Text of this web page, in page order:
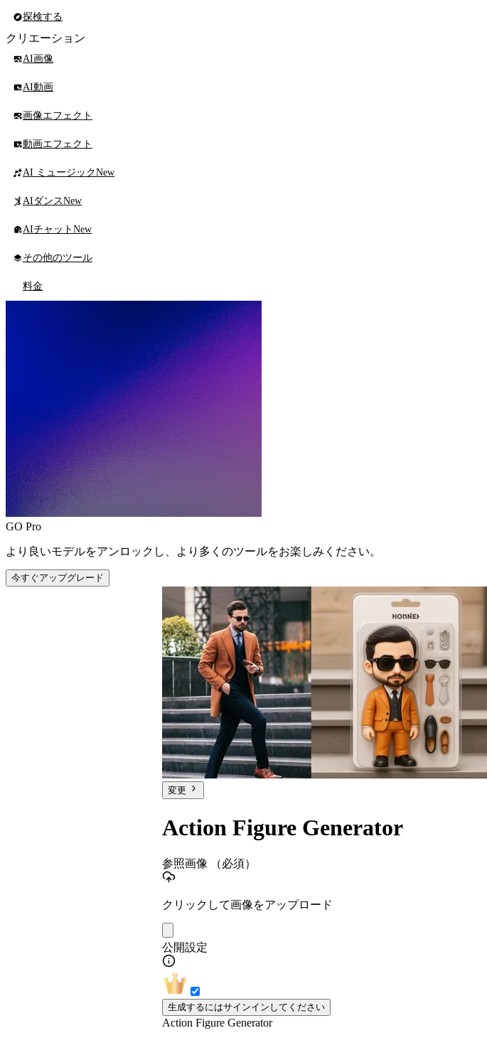
探検する
クリエーション
AI画像
AI動画
画像エフェクト
動画エフェクト
AI ミュージックNew
AIダンスNew
AIチャット New
その他のツール
料金
GO Pro
より良いモデルをアンロックし、より多くのツールをお楽しみください。
今すぐアップグレード
変更
Action Figure Generator
参照画像 （必須）
クリックして画像をアップロード
公開設定
生成するにはサインインしてください
Action Figure Generator